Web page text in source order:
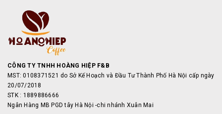
CÔNG TY TNHH HOÀNG HIỆP F&B
MST: 0108371521 do Sở Kế Hoạch và Đầu Tư Thành Phố Hà Nội cấp ngày
20/07/2018
STK : 1889886666
Ngân Hàng MB PGD tây Hà Nội -chi nhánh Xuân Mai